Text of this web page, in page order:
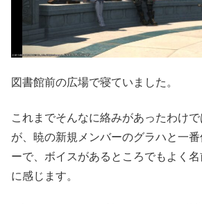
図書館前の広場で寝ていました。
これまでそんなに絡みがあったわけ
が、暁の新規メンバーのグラハと一
ーで、ボイスがあるところでもよく
に感じます。